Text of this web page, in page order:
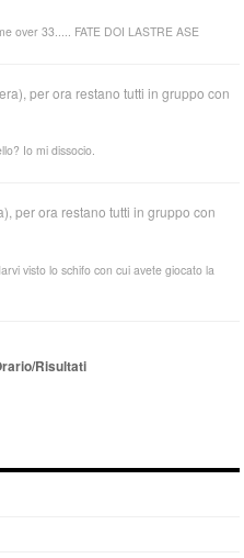
over 33..... FATE DOI LASTRE ASE
per ora restano tutti in gruppo con
Io mi dissocio.
per ora restano tutti in gruppo con
visto lo schifo con cui avete giocato la
Risultati